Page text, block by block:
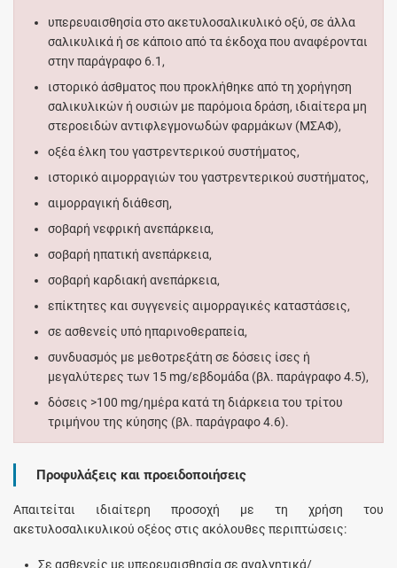
υπερευαισθησία στο ακετυλοσαλικυλικό οξύ, σε άλλα
σαλικυλικά ή σε κάποιο από τα έκδοχα που αναφέρονται
στην παράγραφο 6.1,
ιστορικό άσθματος που προκλήθηκε από τη χορήγηση
σαλικυλικών ή ουσιών με παρόμοια δράση, ιδιαίτερα μη
στεροειδών αντιφλεγμονωδών φαρμάκων (ΜΣΑΦ),
οξέα έλκη του γαστρεντερικού συστήματος,
ιστορικό αιμορραγιών του γαστρεντερικού συστήματος,
αιμορραγική διάθεση,
σοβαρή νεφρική ανεπάρκεια,
σοβαρή ηπατική ανεπάρκεια,
σοβαρή καρδιακή ανεπάρκεια,
επίκτητες και συγγενείς αιμορραγικές καταστάσεις,
σε ασθενείς υπό ηπαρινοθεραπεία,
συνδυασμός με μεθοτρεξάτη σε δόσεις ίσες ή
μεγαλύτερες των 15 mg/εβδομάδα (βλ. παράγραφο 4.5),
δόσεις >100 mg/ημέρα κατά τη διάρκεια του τρίτου
τριμήνου της κύησης (βλ. παράγραφο 4.6).
Προφυλάξεις και προειδοποιήσεις
Απαιτείται ιδιαίτερη προσοχή με τη χρήση του
ακετυλοσαλικυλικού οξέος στις ακόλουθες περιπτώσεις:
Σε ασθενείς με υπερευαισθησία σε αναλγητικά/